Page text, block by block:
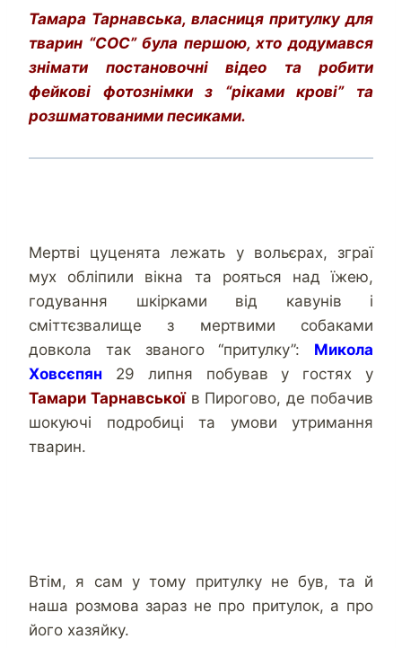
Тамара Тарнавська, власниця притулку для
тварин “СОС” була першою, хто додумався
знімати постановочні відео та робити
фейкові фотознімки з “ріками крові” та
розшматованими песиками.
Мертві цуценята лежать у вольєрах, зграї
мух обліпили вікна та рояться над їжею,
годування шкірками від кавунів і
сміттєзвалище з мертвими собаками
довкола так званого “притулку”: Микола
Ховсєпян 29 липня побував у гостях у
Тамари Тарнавськоїв Пирогово, де побачив
шокуючі подробиці та умови утримання
тварин.
Втім, я сам у тому притулку не був, та й
наша розмова зараз не про притулок, а про
його хазяйку.